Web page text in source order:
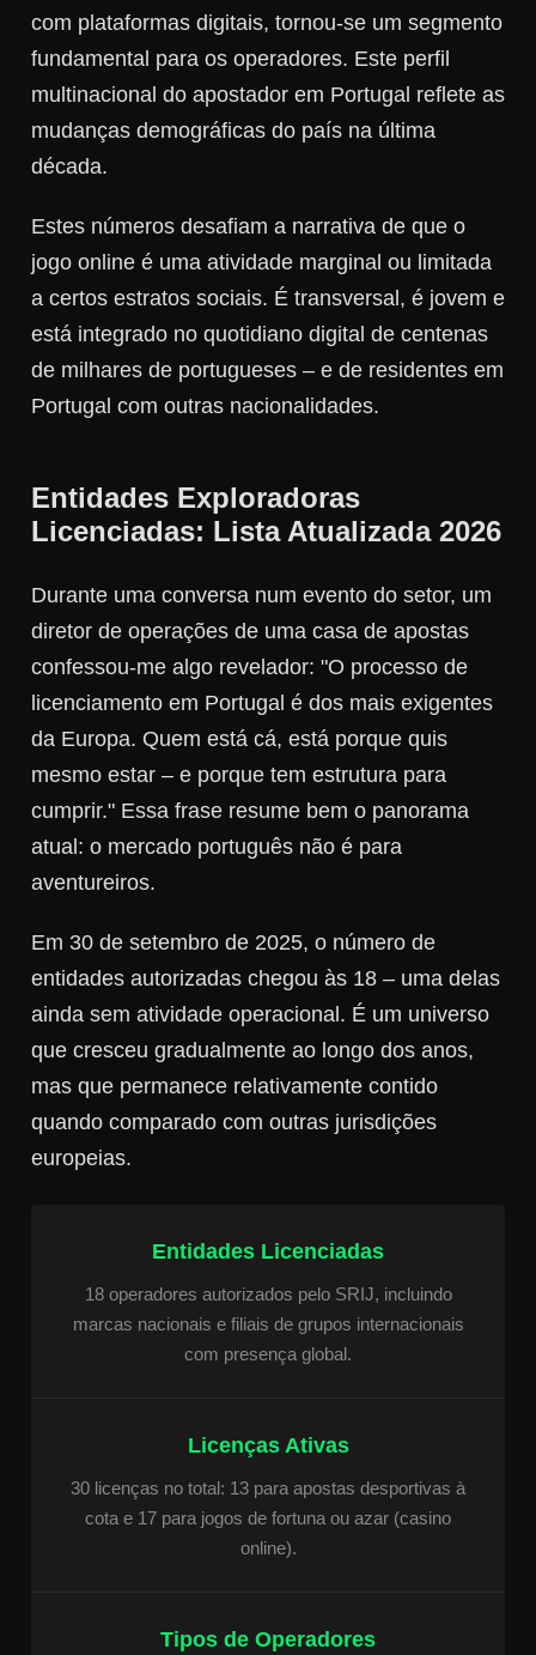
com plataformas digitais, tornou-se um segmento
fundamental para os operadores. Este perfil
multinacional do apostador em Portugal reflete as
mudanças demográficas do país na última
década.
Estes números desafiam a narrativa de que o
jogo online é uma atividade marginal ou limitada
a certos estratos sociais. É transversal, é jovem e
está integrado no quotidiano digital de centenas
de milhares de portugueses – e de residentes em
Portugal com outras nacionalidades.
Entidades Exploradoras
Licenciadas: Lista Atualizada 2026
Durante uma conversa num evento do setor, um
diretor de operações de uma casa de apostas
confessou-me algo revelador: "O processo de
licenciamento em Portugal é dos mais exigentes
da Europa. Quem está cá, está porque quis
mesmo estar – e porque tem estrutura para
cumprir." Essa frase resume bem o panorama
atual: o mercado português não é para
aventureiros.
Em 30 de setembro de 2025, o número de
entidades autorizadas chegou às 18 – uma delas
ainda sem atividade operacional. É um universo
que cresceu gradualmente ao longo dos anos,
mas que permanece relativamente contido
quando comparado com outras jurisdições
europeias.
Entidades Licenciadas
18 operadores autorizados pelo SRIJ, incluindo
marcas nacionais e filiais de grupos internacionais
com presença global.
Licenças Ativas
30 licenças no total: 13 para apostas desportivas à
cota e 17 para jogos de fortuna ou azar (casino
online).
Tipos de Operadores